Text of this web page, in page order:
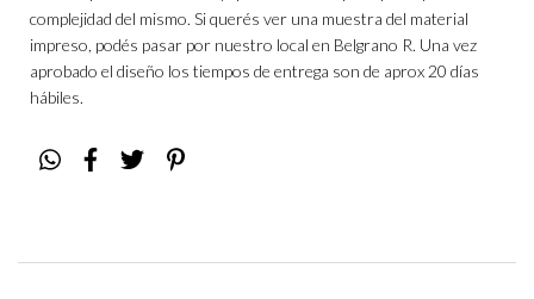
complejidad del mismo. Si querés ver una muestra del material
impreso, podés pasar por nuestro local en Belgrano R. Una vez
aprobado el diseño los tiempos de entrega son de aprox 20 días
hábiles.